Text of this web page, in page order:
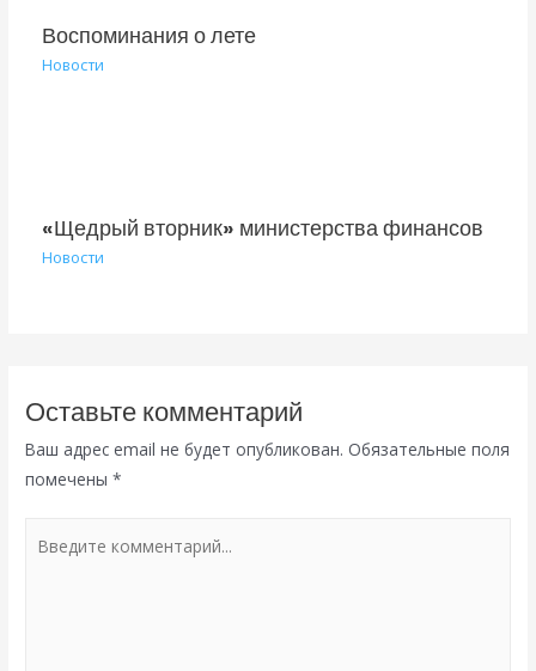
Воспоминания о лете
Новости
«Щедрый вторник» министерства финансов
Новости
Оставьте комментарий
Ваш адрес email не будет опубликован. Обязательные поля
помечены*
комментарий...